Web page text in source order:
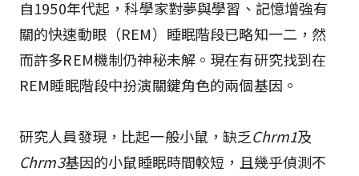
自1950年代起，科學家對夢與學習、記憶增強有
關的快速動眼（REM）睡眠階段已略知一二，然
而許多REM機制仍神秘未解。現在有研究找到在
REM睡眠階段中扮演關鍵角色的兩個基因。
研究人員發現，比起一般小鼠，缺乏Chrm1及
Chrm3基因的小鼠睡眠時間較短，且幾乎偵測不